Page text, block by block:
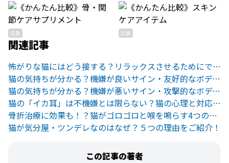
広告 広告
関連記事
怖がりな猫にはどう接する？リラックスさせるためにできること
猫の気持ちが分かる？機嫌が良いサイン・友好的なボディランゲージ
猫の気持ちが分かる？機嫌が悪いサイン・攻撃的なボディランゲージ
猫の「イカ耳」は不機嫌とは限らない？猫の心理と対応方法を解説
骨折治療に効果も！？猫がゴロゴロと喉を鳴らす4つの理由
猫が気分屋・ツンデレなのはなぜ？５つの理由をご紹介！
この記事の著者